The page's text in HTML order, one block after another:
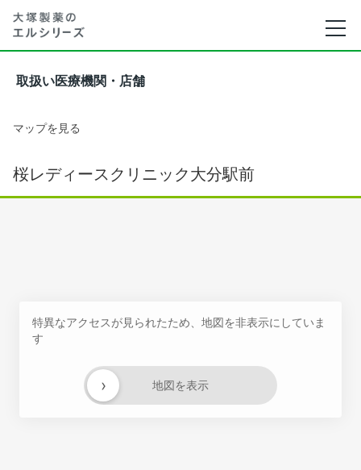
取扱い医療機関・店舗
マップを見る
桜レディースクリニック大分駅前
特異なアクセスが見られたため、地図を非表示にしていま
す
地図を表示
›